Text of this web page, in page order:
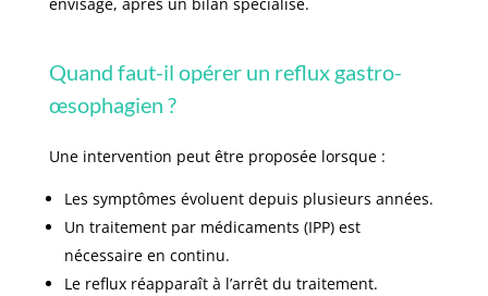
Quand faut-il opérer un reflux gastro-
œsophagien ?
Une intervention peut être proposée lorsque :
Les symptômes évoluent depuis plusieurs années.
Un traitement par médicaments (IPP) est
nécessaire en continu.
Le reflux réapparaît à l’arrêt du traitement.